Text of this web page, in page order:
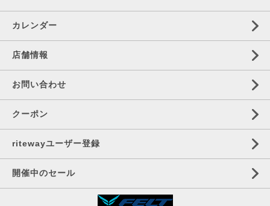
カレンダー
店舗情報
お問い合わせ
クーポン
ritewayユーザー登録
開催中のセール